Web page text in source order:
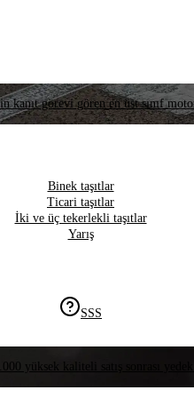
kanıt görevi gören en üst sınıf
Binek taşıtlar
Ticari taşıtlar
İki ve üç tekerlekli taşıtlar
Yarış
SSS
yüksek kaliteli satış sonrası